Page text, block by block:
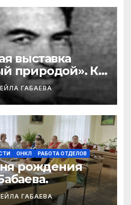
выставка
природой». К
дня рождения
ГАБАЕВА
ОНКЛ РАБОТА ОТДЕЛОВ
рождения
ГАБАЕВА